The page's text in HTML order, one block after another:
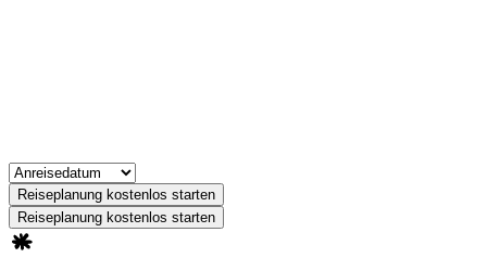
Reiseplanung kostenlos starten
Reiseplanung kostenlos starten